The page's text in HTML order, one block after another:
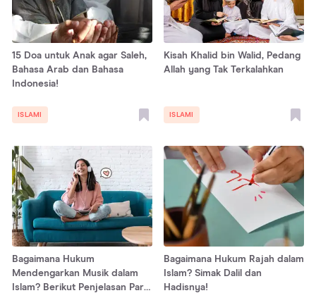
15 Doa untuk Anak agar Saleh,
Bahasa Arab dan Bahasa
Indonesia!
ISLAMI
Kisah Khalid bin Walid, Pedang
Allah yang Tak Terkalahkan
ISLAMI
Bagaimana Hukum
Mendengarkan Musik dalam
Islam? Berikut Penjelasan Para
Bagaimana Hukum Rajah dalam
Islam? Simak Dalil dan
Hadisnya!